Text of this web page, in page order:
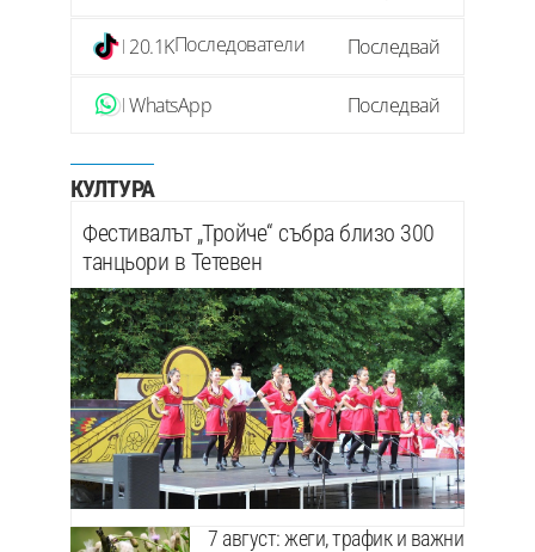
20.1KПоследователи Последвай
WhatsApp Последвай
КУЛТУРА
Фестивалът „Тройче“ събра близо 300
танцьори в Тетевен
7 август: жеги, трафик и важни